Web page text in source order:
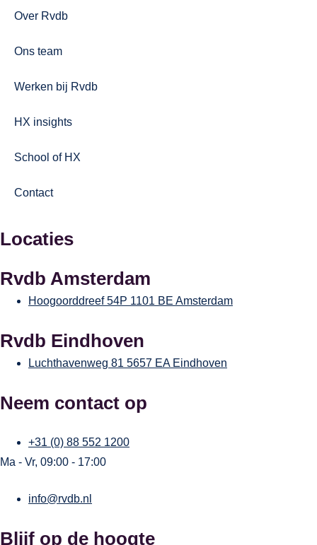
Over Rvdb
Ons team
Werken bij Rvdb
HX insights
School of HX
Contact
Locaties
Rvdb Amsterdam
Hoogoorddreef 54P 1101 BE Amsterdam
Rvdb Eindhoven
Luchthavenweg 81 5657 EA Eindhoven
Neem contact op
+31 (0) 88 552 1200
Ma - Vr, 09:00 - 17:00
info@rvdb.nl
Blijf op de hoogte